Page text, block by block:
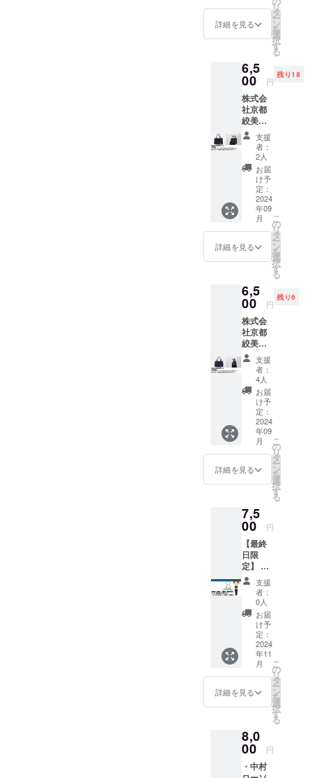
す。 素
体は木
綿100％
38㎝
（+37
㎝）×Ｗ
35㎝
す。 持
ち手を
位置に
よって
長さが
調節で
きま
す。布
が重
なった
部分は
ポケッ
トに
なって
いま
す。 素
材：本
綿100％
サイ
（+37
㎝）×Ｗ
35㎝
体に色
を重ね
染めて
個性を
出しま
した。
木綿生
地を使
用し、
素材の
自然な
イメー
ジを生
かして
ナチュ
ラルカ
ラーに
仕上げ
ていま
使うの
で結ぶ
位置に
よって
長さが
調節で
きま
す。布
が重
なった
部分は
ポケッ
トに
なって
いま
材：本
体は木
綿100％
ズ：Ｈ
38㎝
（+37
㎝）×Ｗ
35㎝
ルー×ピ
ンク）
お礼
メッ
＋週末
工芸＆
Qretho
nステッ
カー付
京鹿の
子絞の
伝統技
法の一
つであ
る「縫
い締め
絞り」
を施
し、全
体に色
を重ね
染めて
個性を
出しま
した。
木綿生
地を使
用し、
素材の
自然な
イメー
ジを生
かして
ナチュ
ラルカ
ラーに
仕上げ
ていま
使うの
で結ぶ
位置に
よって
長さが
調節で
きま
す。布
が重
なった
部分は
ポケッ
トに
なって
いま
材：本
体は木
綿100％
ズ：Ｈ
38㎝
（+37
㎝）×Ｗ
詳細を見る
リ
タ
ー
ン
を
選
択
す
る
6,5
00 円
残り18
株式会
社京都
絞美
京 さ
ま ・
【追
加】
KIZOM
É a.un
バッグ
〈mono
chrome
〉Eco
トー
ト 黒
色 ・お
画URL
を書い
たURL
又はQR
コード
を添付
いたし
ます。
・株式
会社
Qretho
nのス
テッ
カー
（ス
テッ
カーサ
50mm
） ・週
末工芸
ステッ
カー
（ス
テッ
カーサ
イズ：
約
50mm×
50mm
「KIZO
MÉ a.un
バッグ
〈mono
chrome
ト」
は、京
鹿の子
絞の伝
支援
者：
2人
お届
け予
定：
2024
年09
月
詳細を見る
こ
の
リ
タ
ー
ン
を
選
択
す
る
6,5
00 円
残り6
株式会
社京都
絞美
京 さ
ま ・
【追
加】
KIZOM
É a.un
バッグ
〈mono
chrome
〉Eco
トー
ト 紺
色 ・お
画URL
を書い
たURL
又はQR
コード
を添付
いたし
ます。
・株式
会社
Qretho
nのス
テッ
カー
（ス
テッ
カーサ
50mm
） ・週
末工芸
ステッ
支援
者：
4人
お届
け予
定：
2024
年09
月
詳細を見る
こ
の
リ
タ
ー
ン
を
選
択
す
る
7,5
00 円
【最終
日限
定】 こ
のクラ
ウド
ファン
ディン
グのリ
ターン
品とし
て、
「オガ
ワソン
による
ホール
や洗い
ヘル
プ」を
ご提供
しま
支援
者：
0人
お届
け予
定：
2024
年11
月
詳細を見る
こ
の
リ
タ
ー
ン
を
選
択
す
る
8,0
00 円
・中村